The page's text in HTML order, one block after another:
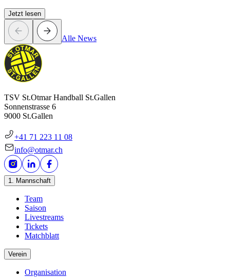
Jetzt lesen
Alle News
TSV St.Otmar Handball St.Gallen
Sonnenstrasse 6
9000 St.Gallen
+41 71 223 11 08
info@otmar.ch
1. Mannschaft
Team
Saison
Livestreams
Tickets
Matchblatt
Verein
Organisation